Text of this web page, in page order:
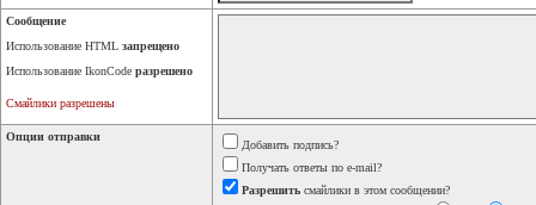
Сообщение
Использование HTML запрещено
Использование IkonCode разрешено
Смайлики разрешены
Опции отправки
Добавить подпись?
Получать ответы по e-mail?
Разрешить смайлики в этом сообщении?